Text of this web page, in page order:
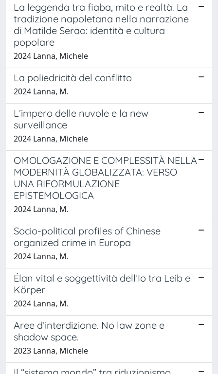
La leggenda tra fiaba, mito e realtà. La
tradizione napoletana nella narrazione
di Matilde Serao: identità e cultura
popolare
2024 Lanna, Michele
La poliedricità del conflitto
2024 Lanna, M.
L’impero delle nuvole e la new
surveillance
2024 Lanna, Michele
OMOLOGAZIONE E COMPLESSITÀ NELLA
MODERNITÀ GLOBALIZZATA: VERSO
UNA RIFORMULAZIONE
EPISTEMOLOGICA
2024 Lanna, M.
Socio-political profiles of Chinese
organized crime in Europa
2024 Lanna, M.
Élan vital e soggettività dell’Io tra Leib e
Körper
2024 Lanna, M.
Aree d’interdizione. No law zone e
shadow space.
2023 Lanna, Michele